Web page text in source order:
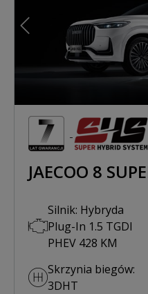
Poprzedni
JAECOO 8
Silnik: Hybryda
Plug-In 1.5 TGDI
PHEV 428 KM
Skrzynia biegów:
3DHT